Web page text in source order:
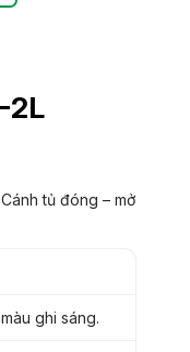
2L
tủ đóng – mở
ghi sáng.